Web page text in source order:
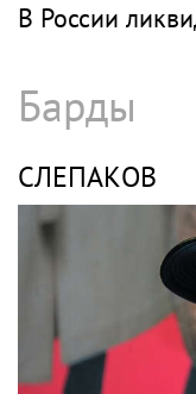
В России
Барды
СЛЕПАКОВ